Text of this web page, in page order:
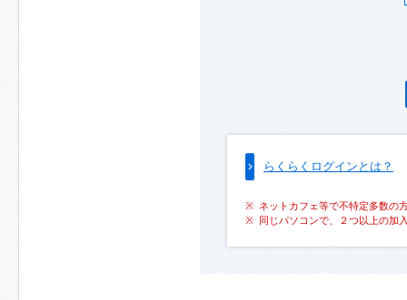
らくらくログインとは？
ネットカフェ等で不特定多数の
同じパソコンで、２つ以上の加